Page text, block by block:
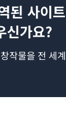
된 사이트
신가요?
작물을 전 세계